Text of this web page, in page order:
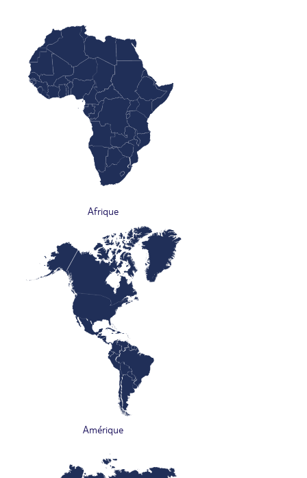
Afrique
Amérique